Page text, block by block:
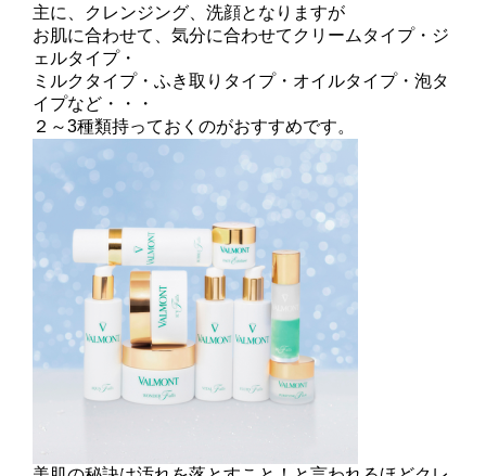
主に、クレンジング、洗顔となりますが
お肌に合わせて、気分に合わせてクリームタイプ・ジ
ェルタイプ・
ミルクタイプ・ふき取りタイプ・オイルタイプ・泡タ
イプなど・・・
２～3種類持っておくのがおすすめです。